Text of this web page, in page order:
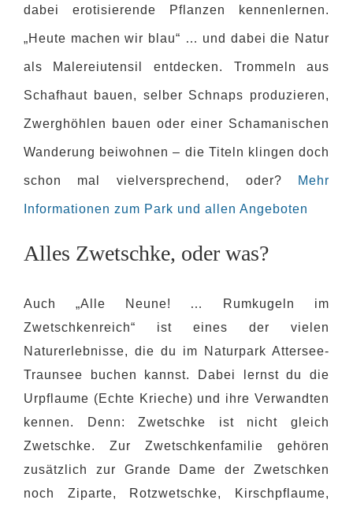
dabei erotisierende Pflanzen kennenlernen.
„Heute machen wir blau“ … und dabei die Natur
als Malereiutensil entdecken. Trommeln aus
Schafhaut bauen, selber Schnaps produzieren,
Zwerghöhlen bauen oder einer Schamanischen
Wanderung beiwohnen – die Titeln klingen doch
schon mal vielversprechend, oder? Mehr
Informationen zum Park und allen Angeboten
Alles Zwetschke, oder was?
Auch „Alle Neune! … Rumkugeln im
Zwetschkenreich“ ist eines der vielen
Naturerlebnisse, die du im Naturpark Attersee-
Traunsee buchen kannst. Dabei lernst du die
Urpflaume (Echte Krieche) und ihre Verwandten
kennen. Denn: Zwetschke ist nicht gleich
Zwetschke. Zur Zwetschkenfamilie gehören
zusätzlich zur Grande Dame der Zwetschken
noch Ziparte, Rotzwetschke, Kirschpflaume,